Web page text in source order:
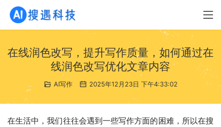
在线润色改写，提升写作质量，如何通过在
线润色改写优化文章内容
AI写作 2025年12月23日 下午4:33:02
在生活中，我们往往会遇到一些写作方面的困难，所以在搜